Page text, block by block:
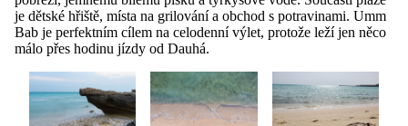
je dětské hřiště, místa na grilování a obchod s potravinami. Umm
Bab je perfektním cílem na celodenní výlet, protože leží jen něco
málo přes hodinu jízdy od Dauhá.